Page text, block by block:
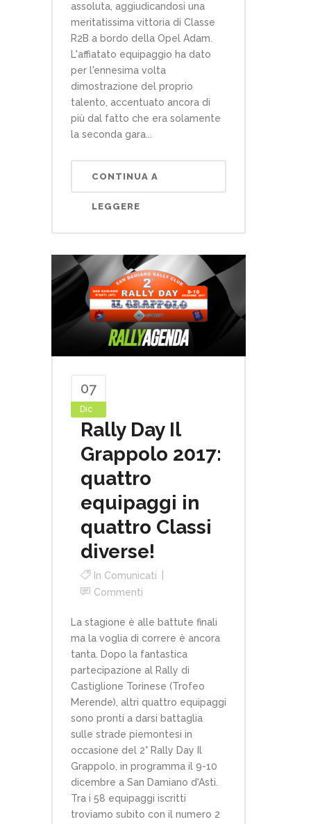
assoluta, aggiudicandosi una
meritatissima vittoria di Classe
R2B a bordo della Opel Adam.
L'affiatato equipaggio ha dato
per l'ennesima volta
dimostrazione del proprio
talento, accentuato ancora di
più dal fatto che era solamente
la seconda gara...
CONTINUA A
LEGGERE
07
Dic
Rally Day Il
Grappolo 2017:
quattro
equipaggi in
quattro Classi
diverse!
In Comunicati
Commenti
La stagione è alle battute finali
ma la voglia di correre è ancora
tanta. Dopo la fantastica
partecipazione al Rally di
Castiglione Torinese (Trofeo
Merende), altri quattro equipaggi
sono pronti a darsi battaglia
sulle strade piemontesi in
occasione del 2° Rally Day Il
Grappolo, in programma il 9-10
dicembre a San Damiano d'Asti.
Tra i 58 equipaggi iscritti
troviamo subito con il numero 2